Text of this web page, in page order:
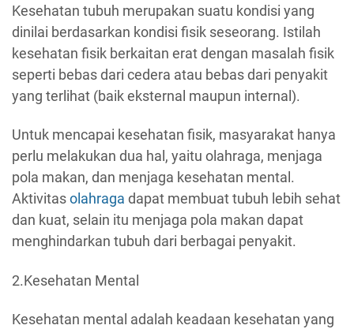
Kesehatan tubuh merupakan suatu kondisi yang
dinilai berdasarkan kondisi fisik seseorang. Istilah
kesehatan fisik berkaitan erat dengan masalah fisik
seperti bebas dari cedera atau bebas dari penyakit
yang terlihat (baik eksternal maupun internal).
Untuk mencapai kesehatan fisik, masyarakat hanya
perlu melakukan dua hal, yaitu olahraga, menjaga
pola makan, dan menjaga kesehatan mental.
Aktivitasolahraga dapat membuat tubuh lebih sehat
dan kuat, selain itu menjaga pola makan dapat
menghindarkan tubuh dari berbagai penyakit.
2.Kesehatan Mental
Kesehatan mental adalah keadaan kesehatan yang